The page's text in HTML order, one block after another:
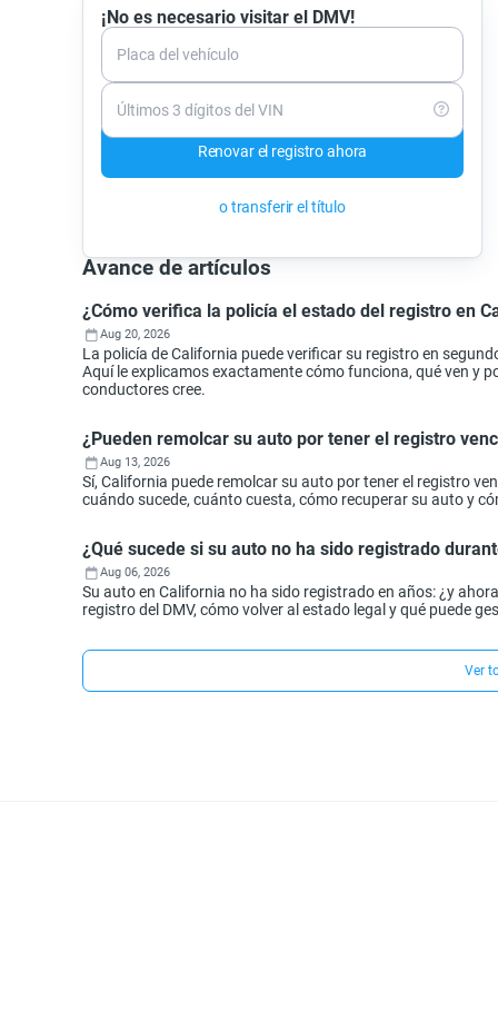
¡No es necesario visitar el DMV!
Placa del vehículo
Últimos 3 dígitos del VIN
Renovar el registro ahora
o transferir el título
Avance de artículos
¿Cómo verifica la policía el estado del registro en
Aug 20, 2026
La policía de California puede verificar su registro en
Aquí le explicamos exactamente cómo funciona, qué ven y
conductores cree.
¿Pueden remolcar su auto por tener el registro
Aug 13, 2026
Sí, California puede remolcar su auto por tener el registro
cuándo sucede, cuánto cuesta, cómo recuperar su auto y
¿Qué sucede si su auto no ha sido registrado
Aug 06, 2026
Su auto en California no ha sido registrado en años: ¿y
registro del DMV, cómo volver al estado legal y qué puede
Ver